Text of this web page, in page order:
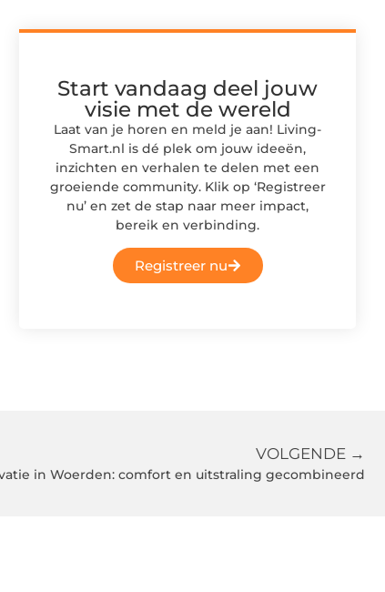
Start vandaag deel jouw
visie met de wereld
Laat van je horen en meld je aan! Living-
Smart.nl is dé plek om jouw ideeën,
inzichten en verhalen te delen met een
groeiende community. Klik op ‘Registreer
nu’ en zet de stap naar meer impact,
bereik en verbinding.
Registreer nu
VOLGENDE →
in Woerden: comfort en uitstraling gecombineerd